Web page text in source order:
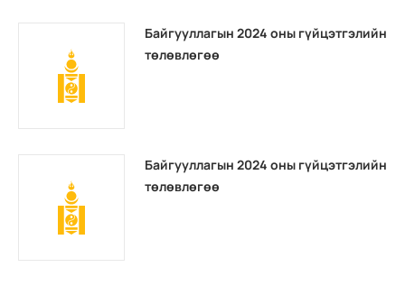
Байгууллагын 2024 оны гүйцэтгэлийн
төлөвлөгөө
Байгууллагын 2024 оны гүйцэтгэлийн
төлөвлөгөө